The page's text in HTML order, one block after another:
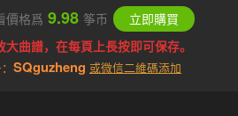
價格爲 9.98 筝币
立即購買
大曲譜，在每頁上長按即可保存。
SQguzheng 或微信二維碼添加